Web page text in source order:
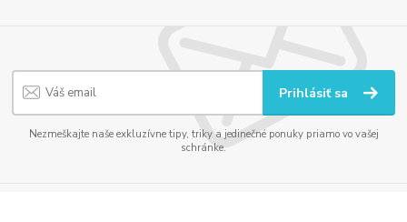
Prihlásiť sa
Nezmeškajte naše exkluzívne tipy, triky a jedinečné ponuky priamo vo vašej
schránke.